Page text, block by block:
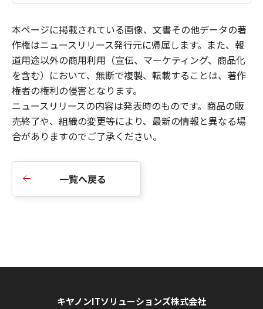
本ページに掲載されている画像、文書その他データの著
作権はニュースリリース発行元に帰属します。また、報
道用途以外の商用利用（宣伝、マーケティング、商品化
を含む）において、無断で複製、転載することは、著作
権者の権利の侵害となります。
ニュースリリースの内容は発表時のものです。商品の販
売終了や、組織の変更等により、最新の情報と異なる場
合がありますのでご了承ください。
一覧へ戻る
キヤノンITソリューションズ株式会社